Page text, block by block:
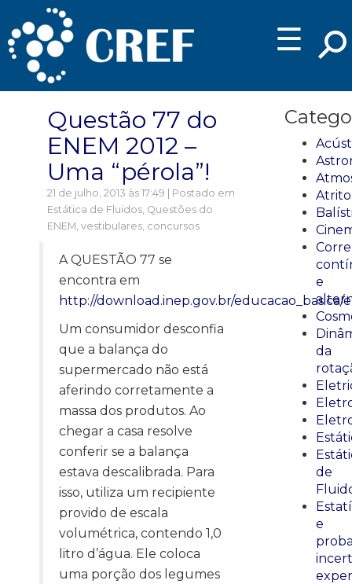
☰
Questão 77 do
ENEM 2012 –
Uma “pérola”!
21 de julho, 2013 às 17:49 | Postado em
Estática de Fluidos, Questões do
ENEM, vestibulares, concursos
A QUESTÃO 77 se
encontra em
http://download.inep.gov.br/
Um consumidor desconfia
que a balança do
supermercado não está
aferindo corretamente a
massa dos produtos. Ao
chegar a casa resolve
conferir se a balança
estava descalibrada. Para
isso, utiliza um recipiente
provido de escala
volumétrica, contendo 1,0
litro d’água. Ele coloca
uma porção dos legumes
Atrito
e
da
de
e